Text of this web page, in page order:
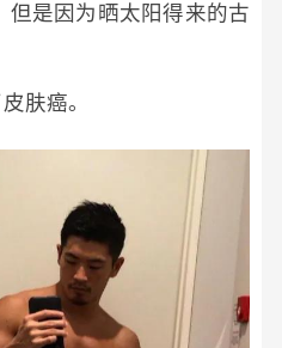
是因为晒太阳得来的古
肤癌。